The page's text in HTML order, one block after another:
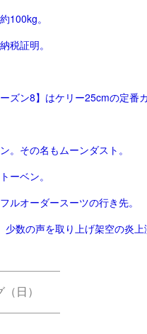
100kg。
税証明。
ズン8】はケリー25cmの定番
。その名もムーンダスト。
ーベン。
ルオーダースーツの行き先。
少数の声を取り上げ架空の
日）